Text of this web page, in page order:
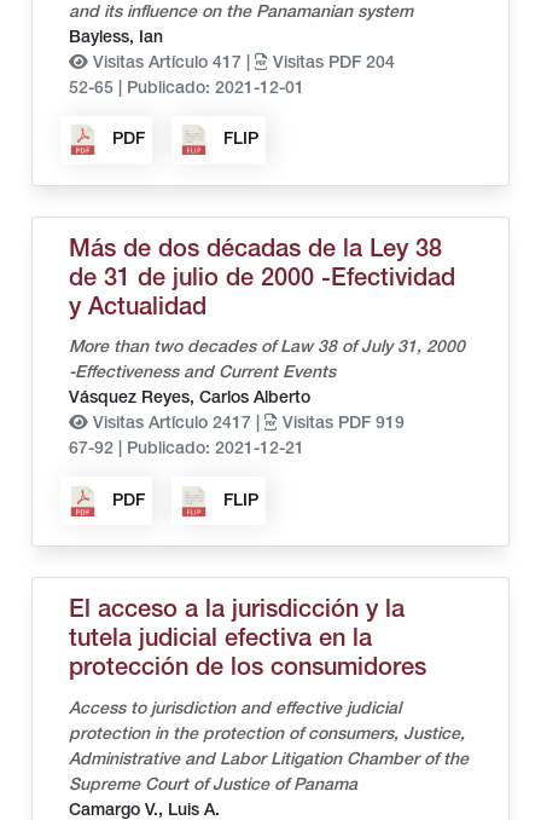
and its influence on the Panamanian system
Bayless, Ian
Visitas Artículo 417 |
Visitas PDF 204
52-65
Publicado: 2021-12-01
PDF FLIP
Más de dos décadas de la Ley 38
de 31 de julio de 2000 -Efectividad
y Actualidad
More than two decades of Law 38 of July 31, 2000
-Effectiveness and Current Events
Vásquez Reyes, Carlos Alberto
Visitas Artículo 2417 |
Visitas PDF 919
67-92
Publicado: 2021-12-21
PDF FLIP
El acceso a la jurisdicción y la
tutela judicial efectiva en la
protección de los consumidores
Access to jurisdiction and effective judicial
protection in the protection of consumers, Justice,
Administrative and Labor Litigation Chamber of the
Supreme Court of Justice of Panama
Camargo V., Luis A.